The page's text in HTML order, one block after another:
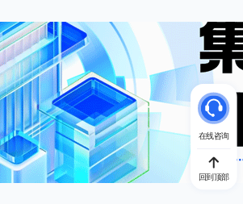
在线咨询
回到顶部